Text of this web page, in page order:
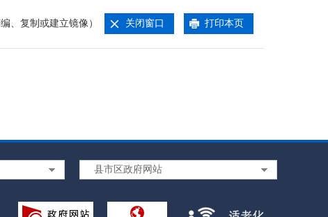
、复制或建立镜像） 关闭窗口 打印本页
县市区政府网站